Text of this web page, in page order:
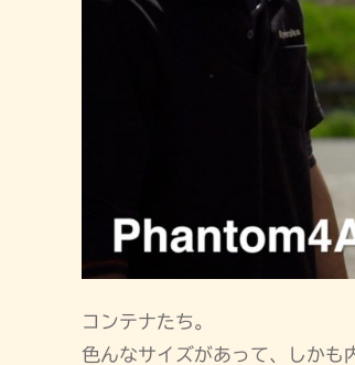
コンテナたち。
色んなサイズがあって、しかも